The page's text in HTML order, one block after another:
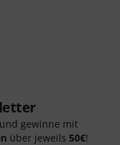
gewinne mit
über jeweils 50€!